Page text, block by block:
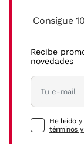
Consigue
Recibe
novedades
He leído
términos